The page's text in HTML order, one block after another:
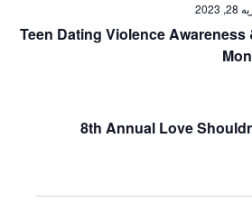
ناوبری
Teen Dating Violence Awareness
2023
8th Annual Love